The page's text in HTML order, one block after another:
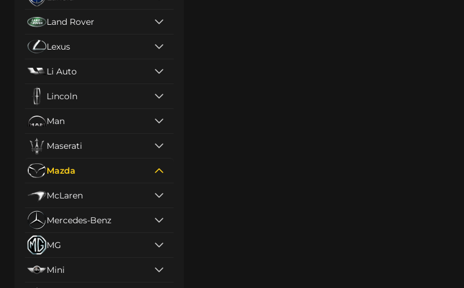
Land Rover
Lexus
Li Auto
Lincoln
Man
Maserati
Mazda
McLaren
Mercedes-Benz
MG
Mini